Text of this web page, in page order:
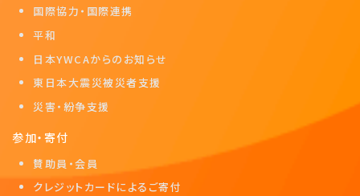
国際協力・国際連携
平和
日本YWCAからのお知らせ
東日本大震災被災者支援
災害・紛争支援
参加・寄付
賛助員・会員
クレジットカードによるご寄付